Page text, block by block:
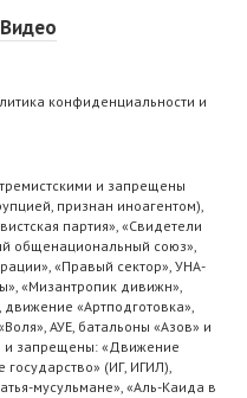
Видео
конфиденциальности и
и запрещены
признан иноагентом),
партия», «Свидетели
общенациональный союз»,
«Правый сектор», УНА-
«Мизантропик дивижн»,
«Артподготовка»,
АУЕ, батальоны «Азов» и
и запрещены: «Движение
государство» (ИГ, ИГИЛ),
мусульмане», «Аль-Каида в